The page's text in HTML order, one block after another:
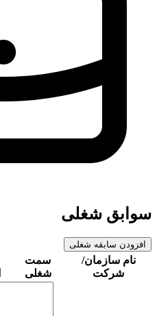
سوابق شغلی
افزودن سابقه شغلی
نام سازمان/
شرکت
سمت
شغلی